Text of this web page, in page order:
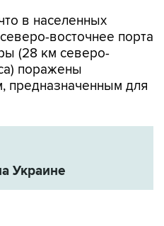
в населенных
восточнее порта
(28 км северо-
поражены
предназначенным для
Украине